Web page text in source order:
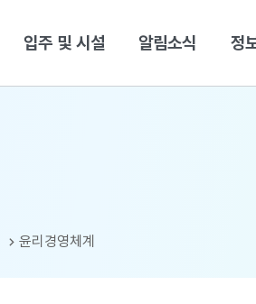
입주 및 시설 알림소식 정
윤리경영체계